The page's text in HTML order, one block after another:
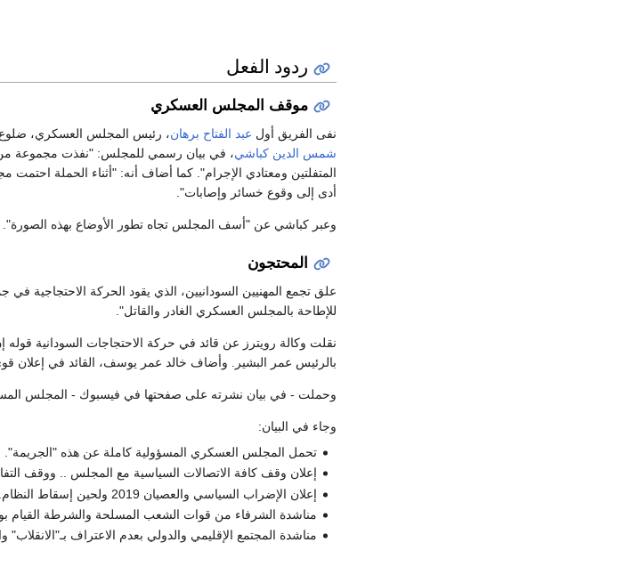
ردود الفعل
موقف المجلس العسكري
نفى الفريق أول عبد الفتاح برهان، رئيس المجلس العسكري،
شمس الدين كباشي، في بيان رسمي للمجلس: "نفذت مجموعة من
المتفلتين ومعتادي الإجرام". كما أضاف أنه: "أثناء الحملة
أدى إلى وقوع خسائر وإصابات".
وعبر كباشي عن "أسف المجلس تجاه تطور الأوضاع بهذه الصورة".
المحتجون
علق تجمع المهنيين السودانيين، الذي يقود الحركة الاحتجاجية
للإطاحة بالمجلس العسكري الغادر والقاتل".
نقلت وكالة رويترز عن قائد في حركة الاحتجاجات السودانية
بالرئيس عمر البشير. وأضاف خالد عمر يوسف، القائد في إعلان
وحملت - في بيان نشرته على صفحتها في فيسبوك - المجلس
وجاء في البيان:
تحمل المجلس العسكري المسؤولية كاملة عن هذه "الجريمة".
إعلان وقف كافة الاتصالات السياسية مع المجلس .. ووقف
إعلان الإضراب السياسي والعصيان 2019 ولحين إسقاط النظام.
مناشدة الشرفاء من قوات الشعب المسلحة والشرطة
مناشدة المجتمع الإقليمي والدولي بعدم الاعتراف بـ"الانقلاب"